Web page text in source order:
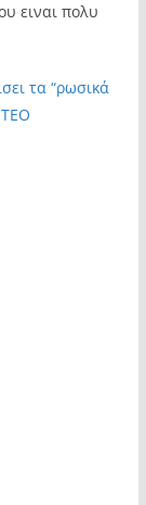
ειναι πολυ
τα “ρωσικά